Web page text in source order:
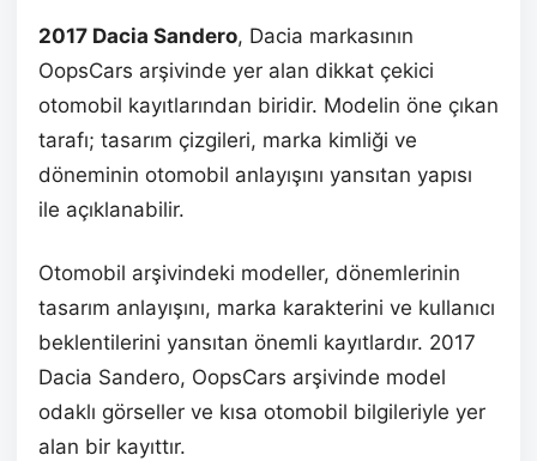
2017 Dacia Sandero, Dacia markasının
OopsCars arşivinde yer alan dikkat çekici
otomobil kayıtlarından biridir. Modelin öne çıkan
tarafı; tasarım çizgileri, marka kimliği ve
döneminin otomobil anlayışını yansıtan yapısı
ile açıklanabilir.
Otomobil arşivindeki modeller, dönemlerinin
tasarım anlayışını, marka karakterini ve kullanıcı
beklentilerini yansıtan önemli kayıtlardır. 2017
Dacia Sandero, OopsCars arşivinde model
odaklı görseller ve kısa otomobil bilgileriyle yer
alan bir kayıttır.